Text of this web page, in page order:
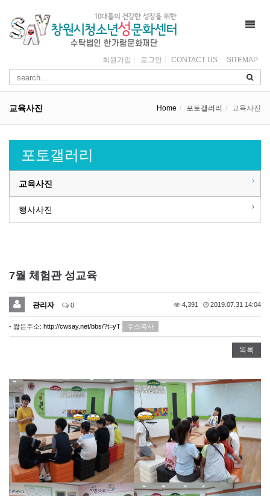
회원가입 로그인 CONTACT US SITEMAP
교육사진 Home 포토갤러리 교육사진
포토갤러리
교육사진
행사사진
7월 체험관 성교육
관리자 0 4,391 2019.07.31 14:04
- 짧은주소: http://cwsay.net/bbs/?t=yT 주소복사
목록